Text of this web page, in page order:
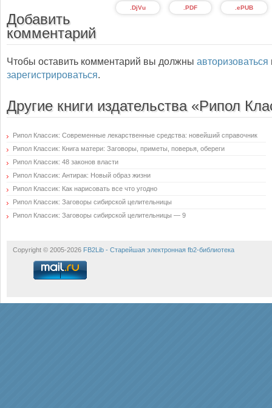
.ePUB
.PDF
.DjVu
Добавить
комментарий
Чтобы оставить комментарий вы должны авторизоваться
зарегистрироваться.
Другие книги издательства «Рипол
Рипол Классик: Современные лекарственные средства: новейший справочник
Рипол Классик: Книга матери: Заговоры, приметы, поверья, обереги
Рипол Классик: 48 законов власти
Рипол Классик: Антирак: Новый образ жизни
Рипол Классик: Как нарисовать все что угодно
Рипол Классик: Заговоры сибирской целительницы
Рипол Классик: Заговоры сибирской целительницы — 9
Copyright © 2005-2026 FB2Lib - Старейшая электронная fb2-библиотека